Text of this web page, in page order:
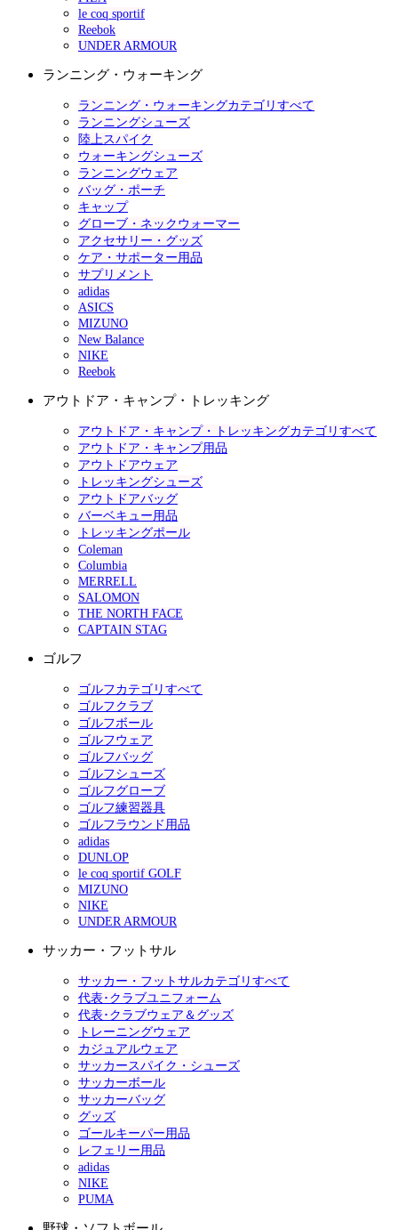
le coq sportif
Reebok
UNDER ARMOUR
ランニング・ウォーキング
ランニング・ウォーキングカテゴリすべて
ランニングシューズ
陸上スパイク
ウォーキングシューズ
ランニングウェア
バッグ・ポーチ
キャップ
グローブ・ネックウォーマー
アクセサリー・グッズ
ケア・サポーター用品
サプリメント
adidas
ASICS
MIZUNO
New Balance
NIKE
Reebok
アウトドア・キャンプ・トレッキング
アウトドア・キャンプ・トレッキングカテゴリすべて
アウトドア・キャンプ用品
アウトドアウェア
トレッキングシューズ
アウトドアバッグ
バーベキュー用品
トレッキングポール
Coleman
Columbia
MERRELL
SALOMON
THE NORTH FACE
CAPTAIN STAG
ゴルフ
ゴルフカテゴリすべて
ゴルフクラブ
ゴルフボール
ゴルフウェア
ゴルフバッグ
ゴルフシューズ
ゴルフグローブ
ゴルフ練習器具
ゴルフラウンド用品
adidas
DUNLOP
le coq sportif GOLF
MIZUNO
NIKE
UNDER ARMOUR
サッカー・フットサル
サッカー・フットサルカテゴリすべて
代表･クラブユニフォーム
代表･クラブウェア＆グッズ
トレーニングウェア
カジュアルウェア
サッカースパイク・シューズ
サッカーボール
サッカーバッグ
グッズ
ゴールキーパー用品
レフェリー用品
adidas
NIKE
PUMA